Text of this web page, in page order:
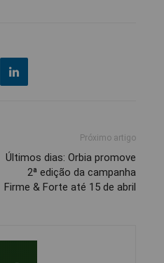
Próximo artigo
Últimos dias: Orbia promove
2ª edição da campanha
Firme & Forte até 15 de abril